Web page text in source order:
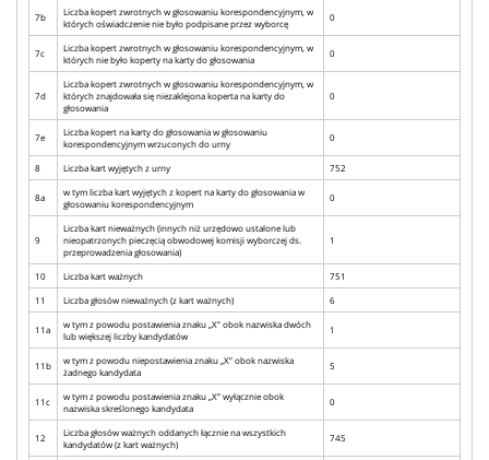
7b
Liczba kopert zwrotnych w głosowaniu korespondencyjnym, w
których oświadczenie nie było podpisane przez wyborcę
0
7c
Liczba kopert zwrotnych w głosowaniu korespondencyjnym, w
których nie było koperty na karty do głosowania
0
7d
Liczba kopert zwrotnych w głosowaniu korespondencyjnym, w
których znajdowała się niezaklejona koperta na karty do
głosowania
0
7e
Liczba kopert na karty do głosowania w głosowaniu
korespondencyjnym wrzuconych do urny
0
8 Liczba kart wyjętych z urny 752
8a
w tym liczba kart wyjętych z kopert na karty do głosowania w
głosowaniu korespondencyjnym
0
9
Liczba kart nieważnych (innych niż urzędowo ustalone lub
nieopatrzonych pieczęcią obwodowej komisji wyborczej ds.
przeprowadzenia głosowania)
1
10 Liczba kart ważnych
751
11
Liczba głosów nieważnych (z kart ważnych) 6
11a
w tym z powodu postawienia znaku „X” obok nazwiska dwóch
lub większej liczby kandydatów
1
11b
w tym z powodu niepostawienia znaku „X” obok nazwiska
żadnego kandydata
5
11c
w tym z powodu postawienia znaku „X” wyłącznie obok
nazwiska skreślonego kandydata
0
12
Liczba głosów ważnych oddanych łącznie na wszystkich
kandydatów (z kart ważnych)
745